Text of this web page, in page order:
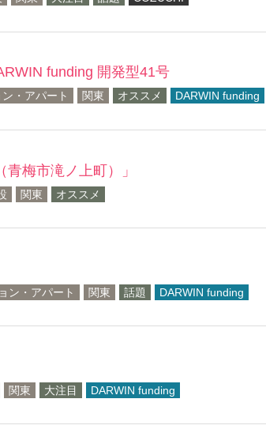
funding 開発型41号
・アパート 関東 オススメ DARWIN funding
梅市滝ノ上町）」
関東 オススメ
ン・アパート 関東 話題 DARWIN funding
関東 大注目 DARWIN funding